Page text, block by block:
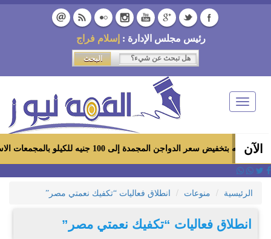
رئيس مجلس الإدارة : إسلام فراج
Toggle
navigation
الآن
المجمدة إلى 100 جنيه للكيلو بالمجمعات الاستهلاكية ومعارض «أهلاً رمضان»
الرئيسية منوعات انطلاق فعاليات “تكفيك نعمتي مصر”
انطلاق فعاليات “تكفيك نعمتي مصر”